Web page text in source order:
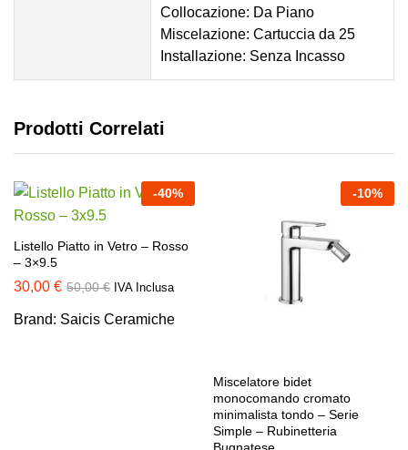
Collocazione: Da Piano
Miscelazione: Cartuccia da 25
Installazione: Senza Incasso
Prodotti Correlati
-40%
Listello Piatto in Vetro – Rosso
– 3×9.5
30,00 € 50,00€ IVA Inclusa
Brand: Saicis Ceramiche
-10%
Miscelatore bidet
monocomando cromato
minimalista tondo – Serie
Simple – Rubinetteria